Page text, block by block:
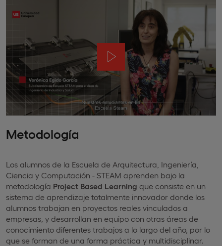
Metodología
Los alumnos de la Escuela de Arquitectura, Ingeniería,
Ciencia y Computación - STEAM aprenden bajo la
metodología Project Based Learning que consiste en un
sistema de aprendizaje totalmente innovador donde los
alumnos trabajan en proyectos reales vinculados a
empresas, y desarrollan en equipo con otras áreas de
conocimiento diferentes trabajos a lo largo del año, por lo
que se forman de una forma práctica y multidisciplinar.